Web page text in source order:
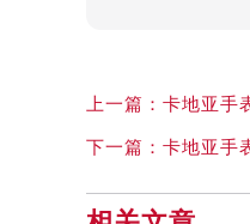
上一篇： 卡地亚手
下一篇： 卡地亚手